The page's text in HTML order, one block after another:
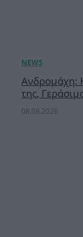
Ανδρομάχη:
της,
08.08.2026